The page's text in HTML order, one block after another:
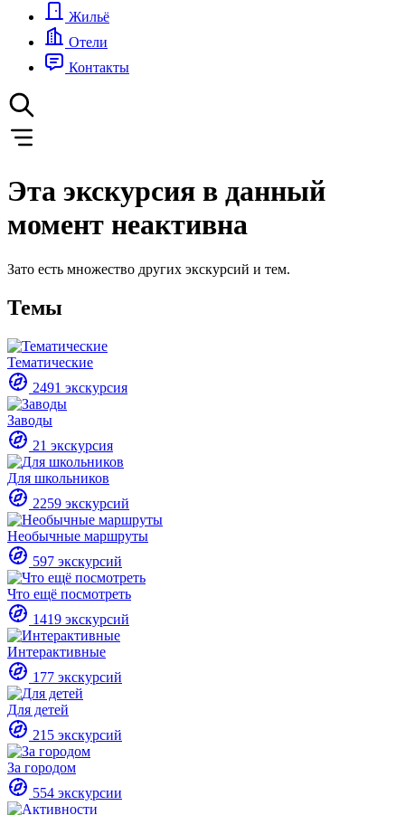
Жильё
Отели
Контакты
Эта экскурсия в данный
момент неактивна
Зато есть множество других экскурсий и тем.
Темы
Тематические
2491 экскурсия
Заводы
21 экскурсия
Для школьников
2259 экскурсий
Необычные маршруты
597 экскурсий
Что ещё посмотреть
1419 экскурсий
Интерактивные
177 экскурсий
Для детей
215 экскурсий
За городом
554 экскурсии